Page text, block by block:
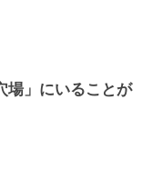
場」にいることが